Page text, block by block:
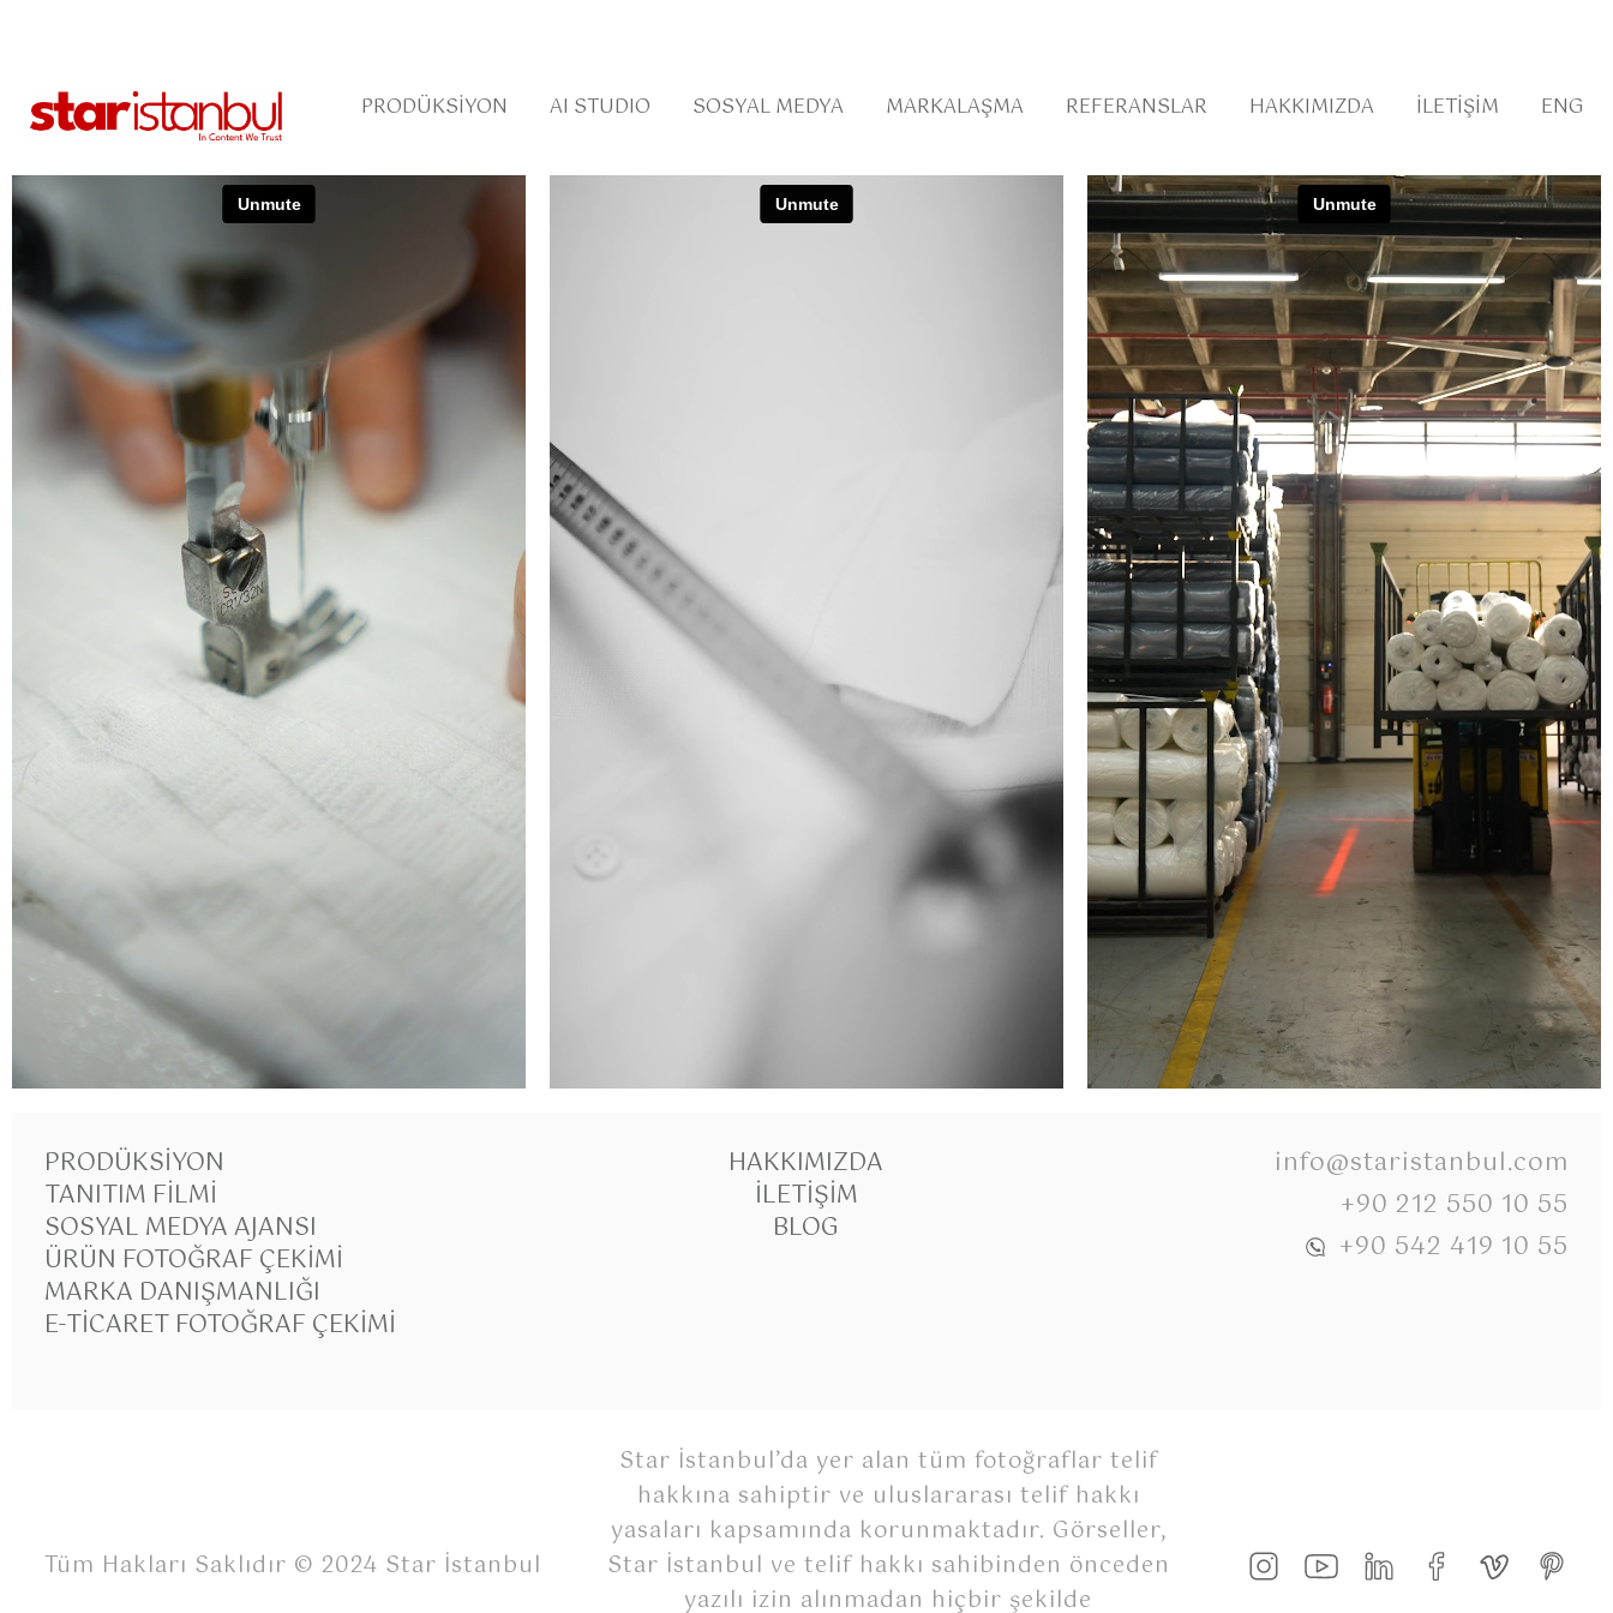
PRODÜKSIYON AI STUDIO SOSYAL MEDYA MARKALAŞMA REFERANSLAR HAKKIMIZDA İLETIŞIM ENG
PRODÜKSIYON
TANITIM FILMI
SOSYAL MEDYA AJANSI
ÜRÜN FOTOĞRAF ÇEKIMI
MARKA DANIŞMANLIĞI
E-TICARET FOTOĞRAF ÇEKIMI
HAKKIMIZDA
İLETIŞIM
BLOG
info@staristanbul.com
+90 212 550 10 55
+90 542 419 10 55
Tüm Hakları Saklıdır © 2024 Star İstanbul
Star İstanbul’da yer alan tüm fotoğraflar telif
hakkına sahiptir ve uluslararası telif hakkı
yasaları kapsamında korunmaktadır. Görseller,
Star İstanbul ve telif hakkı sahibinden önceden
yazılı izin alınmadan hiçbir şekilde